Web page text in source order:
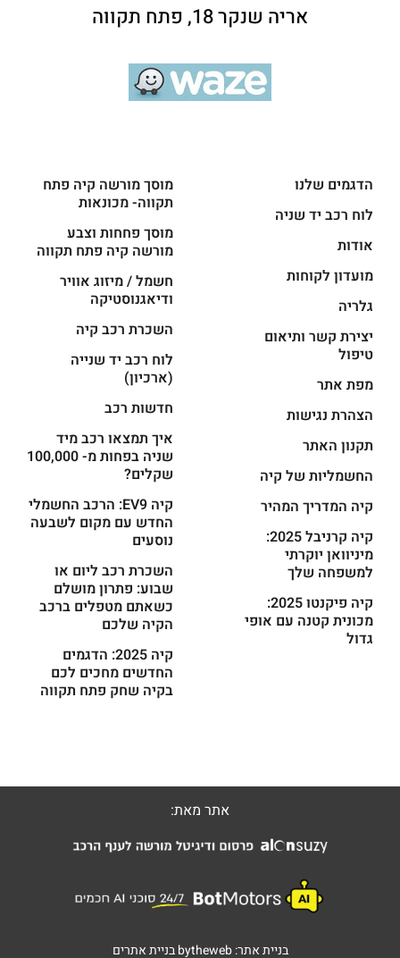
אריה שנקר 18, פתח תקווה
הדגמים שלנו
לוח רכב יד שניה
אודות
מועדון לקוחות
גלריה
יצירת קשר ותיאום
טיפול
מפת אתר
הצהרת נגישות
תקנון האתר
החשמליות של קיה
קיה המדריך המהיר
קיה קרניבל 2025:
מיניוואן יוקרתי
למשפחה שלך
קיה פיקנטו 2025:
מכונית קטנה עם אופי
גדול
מוסך מורשה קיה פתח
תקווה- מכונאות
מוסך פחחות וצבע
מורשה קיה פתח תקווה
חשמל / מיזוג אוויר
ודיאגנוסטיקה
השכרת רכב קיה
לוח רכב יד שנייה
(ארכיון)
חדשות רכב
איך תמצאו רכב מיד
שניה בפחות מ- 100,000
שקלים?
קיה EV9: הרכב החשמלי
החדש עם מקום לשבעה
נוסעים
השכרת רכב ליום או
שבוע: פתרון מושלם
כשאתם מטפלים ברכב
הקיה שלכם
קיה 2025: הדגמים
החדשים מחכים לכם
בקיה שחק פתח תקווה
אתר מאת:
בניית אתר:bytheweb בניית אתרים